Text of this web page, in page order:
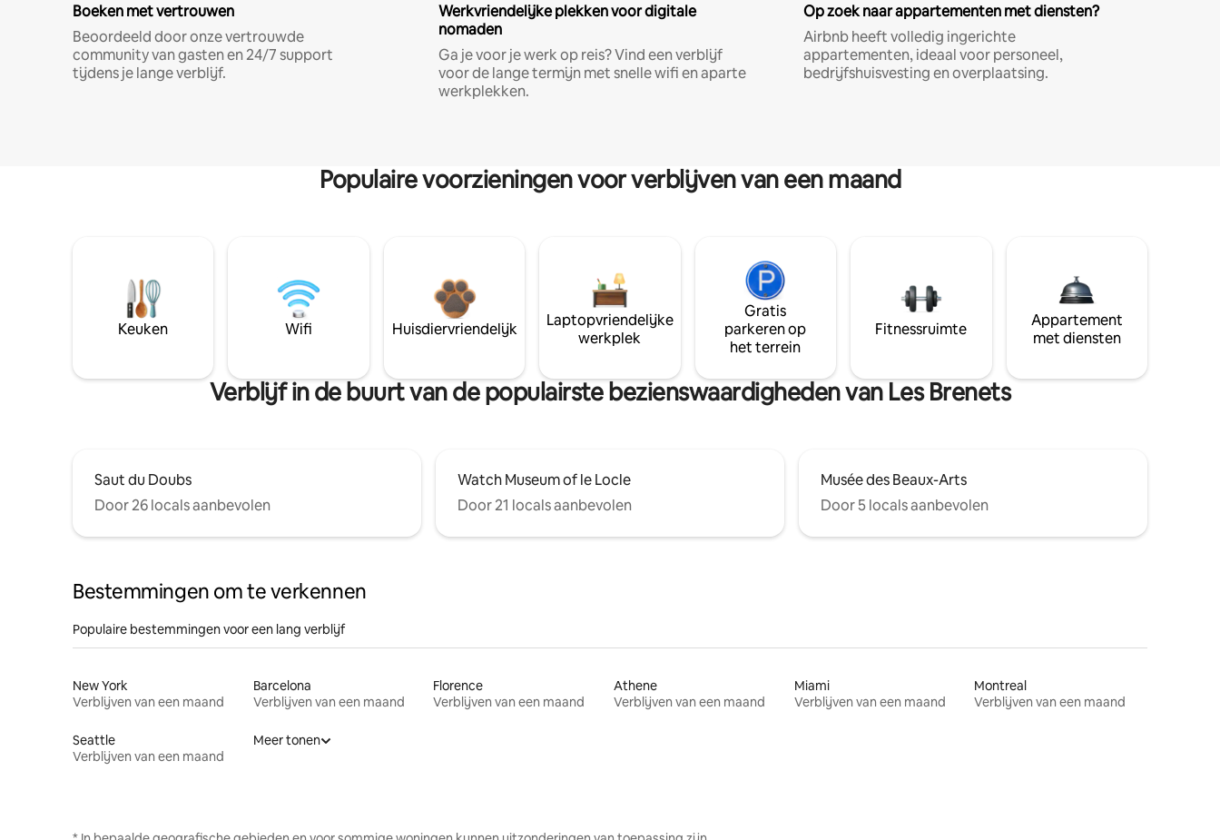
Boeken met vertrouwen
Beoordeeld door onze vertrouwde
community van gasten en 24/7 support
tijdens je lange verblijf.
Werkvriendelijke plekken voor digitale
nomaden
Ga je voor je werk op reis? Vind een verblijf
voor de lange termijn met snelle wifi en aparte
werkplekken.
Op zoek naar appartementen met diensten?
Airbnb heeft volledig ingerichte
appartementen, ideaal voor personeel,
bedrijfshuisvesting en overplaatsing.
Populaire voorzieningen voor verblijven van een maand
Keuken Wifi Huisdiervriendelijk
Laptopvriendelijke
werkplek
Gratis
parkeren op
het terrein
Fitnessruimte
Appartement
met diensten
Verblijf in de buurt van de populairste bezienswaardigheden van Les Brenets
Saut du Doubs
Door 26 locals aanbevolen
Watch Museum of le Locle
Door 21 locals aanbevolen
Musée des Beaux-Arts
Door 5 locals aanbevolen
Bestemmingen om te verkennen
Populaire bestemmingen voor een lang verblijf
New York
Verblijven van een maand
Barcelona
Verblijven van een maand
Florence
Verblijven van een maand
Athene
Verblijven van een maand
Miami
Verblijven van een maand
Montreal
Verblijven van een maand
Seattle
Verblijven van een maand
Meer tonen